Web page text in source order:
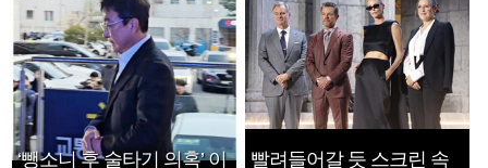
‘뺑소니 후 술타기 의혹’ 이 빨려들어갈 듯 스크린 속